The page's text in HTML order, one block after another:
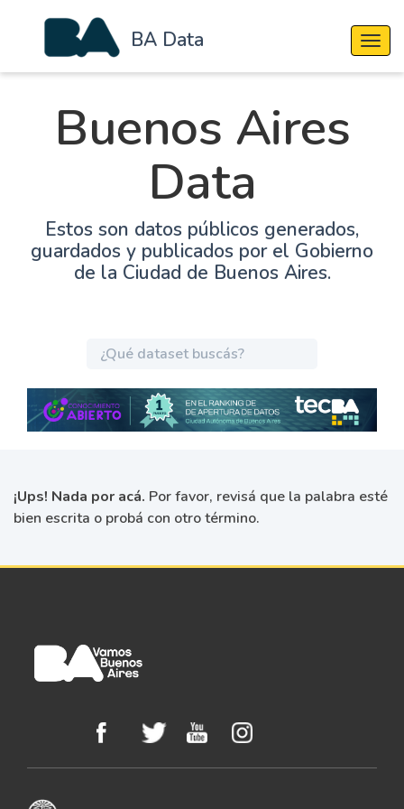
BA Data
Buenos Aires
Data
Estos son datos públicos generados,
guardados y publicados por el Gobierno
de la Ciudad de Buenos Aires.
¡Ups! Nada por acá. Por favor, revisá que la palabra esté
bien escrita o probá con otro término.